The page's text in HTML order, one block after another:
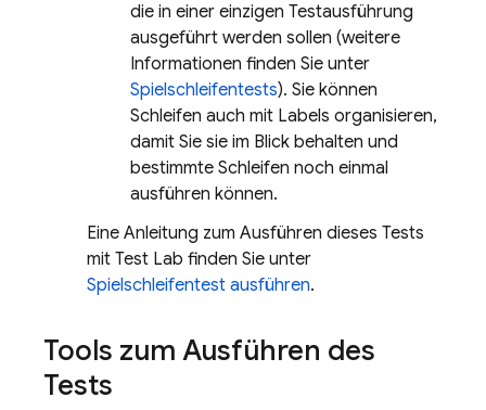
die in einer einzigen Testausführung
ausgeführt werden sollen (weitere
Informationen finden Sie unter
Spielschleifentests). Sie können
Schleifen auch mit Labels organisieren,
damit Sie sie im Blick behalten und
bestimmte Schleifen noch einmal
ausführen können.
Eine Anleitung zum Ausführen dieses Tests
mit Test Lab finden Sie unter
Spielschleifentest ausführen.
Tools zum Ausführen des
Tests